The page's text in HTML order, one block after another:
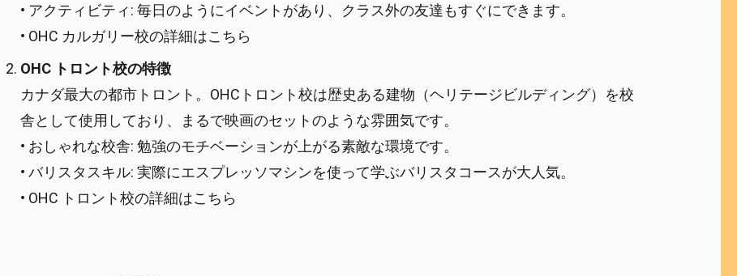
• アクティビティ: 毎日のようにイベントがあり、クラス外の友達もすぐにできます。
• OHC カルガリー校の詳細はこちら
OHC トロント校の特徴
カナダ最大の都市トロント。OHCトロント校は歴史ある建物（ヘリテージビルディング）を校
舎として使用しており、まるで映画のセットのような雰囲気です。
• おしゃれな校舎: 勉強のモチベーションが上がる素敵な環境です。
• バリスタスキル: 実際にエスプレッソマシンを使って学ぶバリスタコースが大人気。
• OHC トロント校の詳細はこちら